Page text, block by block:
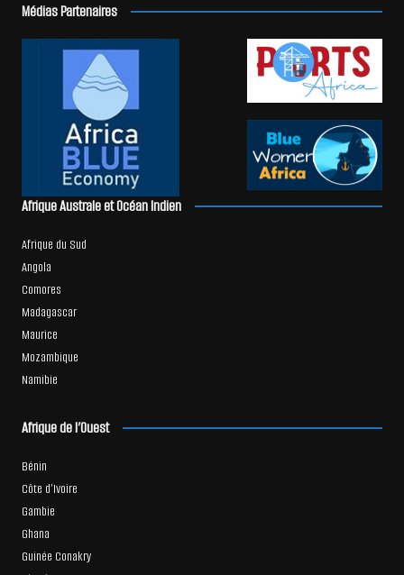
Médias Partenaires
Afrique Australe et Océan Indien
Afrique du Sud
Angola
Comores
Madagascar
Maurice
Mozambique
Namibie
Afrique de l’Ouest
Bénin
Côte d’Ivoire
Gambie
Ghana
Guinée Conakry